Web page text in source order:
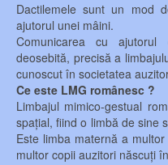
Dactilemele sunt un mod
ajutorul unei mâini.
Comunicarea cu ajutorul
deosebită, precisă a
cunoscut în societatea
Ce este LMG românesc ?
Limbajul mimico-gestual
spațial, fiind o limbă de sine
Este limba maternă a
multor copii auzitori născuți